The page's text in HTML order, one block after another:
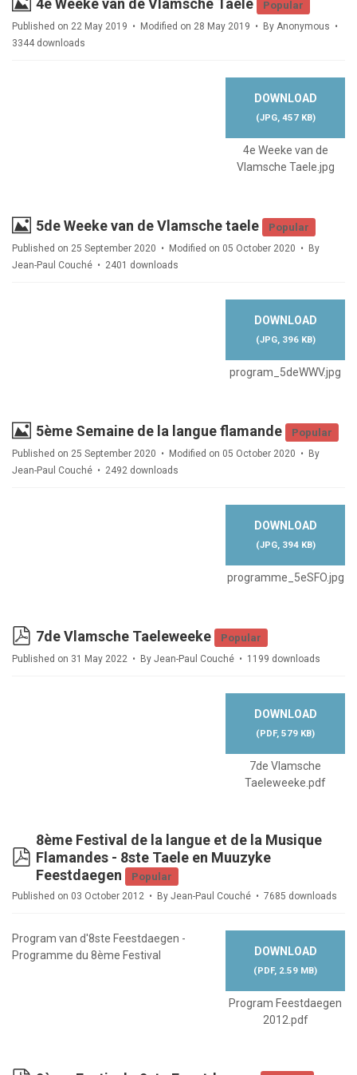
4e Weeke van de Vlamsche Taele Popular
Published on 22 May 2019 Modified on 28 May 2019 By Anonymous
3344 downloads
DOWNLOAD
(JPG, 457 KB)
4e Weeke van de
Vlamsche Taele.jpg
Image
5de Weeke van de Vlamsche taele Popular
Published on 25 September 2020 Modified on 05 October 2020
By
Jean-Paul Couché
2401 downloads
DOWNLOAD
(JPG, 396 KB)
program_5deWWV.jpg
Image
5ème Semaine de la langue flamande Popular
Published on 25 September 2020 Modified on 05 October 2020
By
Jean-Paul Couché
2492 downloads
DOWNLOAD
(JPG, 394 KB)
programme_5eSFO.jpg
pdf
7de Vlamsche Taeleweeke Popular
Published on 31 May 2022 By Jean-Paul Couché 1199 downloads
DOWNLOAD
(PDF, 579 KB)
7de Vlamsche
Taeleweeke.pdf
pdf
8ème Festival de la langue et de la Musique
Flamandes - 8ste Taele en Muuzyke
Feestdaegen
Popular
Published on 03 October 2012 By Jean-Paul Couché 7685 downloads
DOWNLOAD
(PDF, 2.59 MB)
Program Feestdaegen
2012.pdf
Program van d'8ste Feestdaegen -
Programme du 8ème Festival